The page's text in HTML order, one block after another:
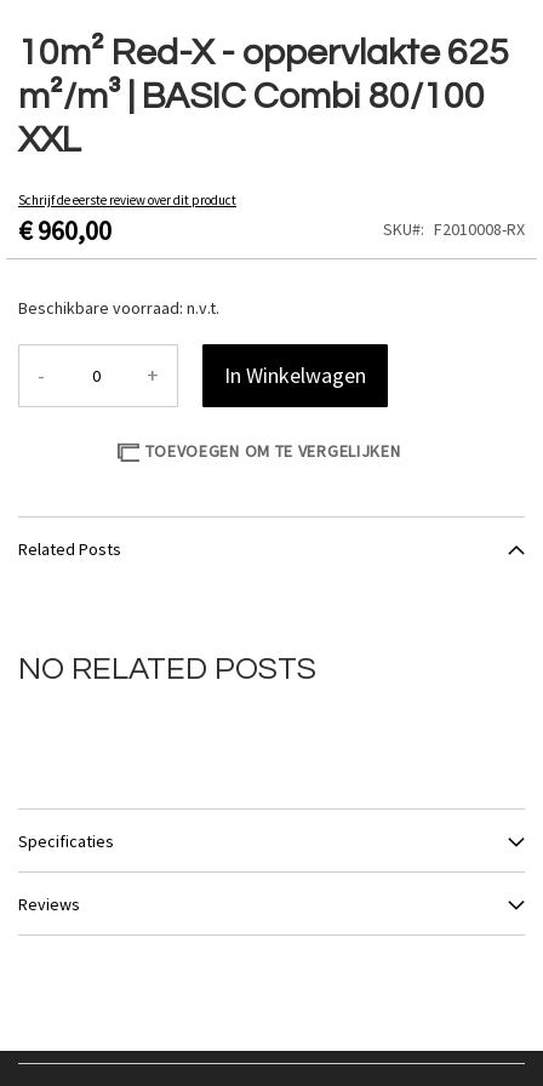
10m² Red-X - oppervlakte 625
m²/m³ | BASIC Combi 80/100
XXL
Schrijf de eerste review over dit product
€ 960,00 SKU F2010008-RX
Beschikbare voorraad: n.v.t.
- + In Winkelwagen
TOEVOEGEN OM TE VERGELIJKEN
naar
het
begin
van
de
Related Posts
NO RELATED POSTS
Specificaties
Reviews